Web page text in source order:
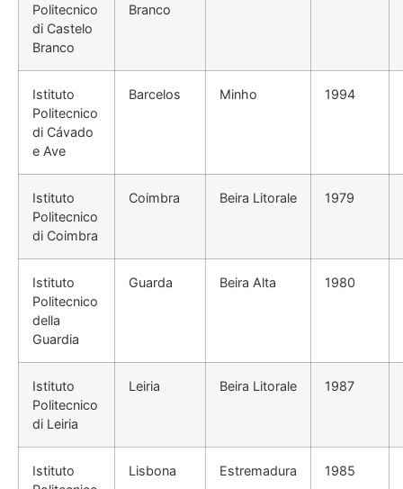
Politecnico
di Castelo
Branco
Branco
Istituto
Politecnico
di Cávado
e Ave
Barcelos Minho 1994
Istituto
Politecnico
di Coimbra
Coimbra Beira Litorale 1979
Istituto
Politecnico
della
Guardia
Guarda Beira Alta 1980
Istituto
Politecnico
di Leiria
Leiria Beira Litorale 1987
Istituto
Lisbona Estremadura 1985